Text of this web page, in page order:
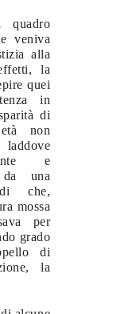
quadro
veniva
alla
la
quei
in
di
non
laddove
e
da una
che,
mossa
per
grado
di
la